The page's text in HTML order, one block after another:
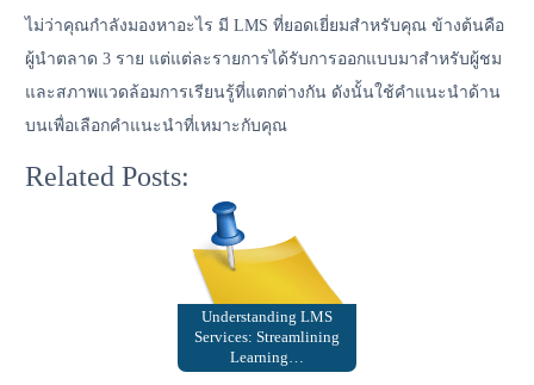
ไม่ว่าคุณกำลังมองหาอะไร มี LMS ที่ยอดเยี่ยมสำหรับคุณ ข้างต้นคือ
ผู้นำตลาด 3 ราย แต่แต่ละรายการได้รับการออกแบบมาสำหรับผู้ชม
และสภาพแวดล้อมการเรียนรู้ที่แตกต่างกัน ดังนั้นใช้คำแนะนำด้าน
บนเพื่อเลือกคำแนะนำที่เหมาะกับคุณ
Related Posts:
Understanding LMS
Services: Streamlining
Learning…